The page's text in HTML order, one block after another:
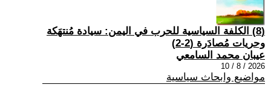
(8) الكلفة السياسية للحرب في اليمن: سيادة مُنتهَكة
وحريات مُصادَرة (2-2)
عيبان محمد السامعي
2026 / 8 / 10
مواضيع وابحاث سياسية